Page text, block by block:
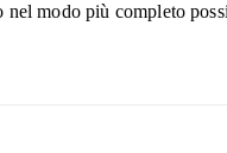
modo più completo